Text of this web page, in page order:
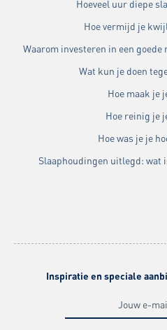
Hoeveel uur diepe
Hoe vermijd je
Waarom investeren in een
Wat kun je doen
Hoe maak je
Hoe reinig je
Hoe was je je
Slaaphoudingen uitlegd: wat
Inspiratie en speciale